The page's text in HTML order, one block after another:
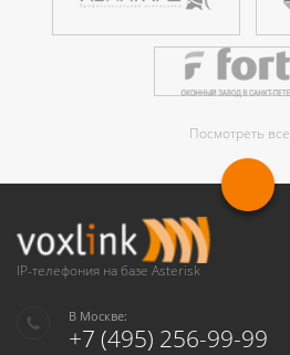
Посмотреть все
IP-телефония на базе Asterisk
В Москве:
+7 (495) 256-99-99